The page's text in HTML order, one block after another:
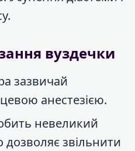
вуздечки
зазвичай
анестезією.
невеликий
дозволяє звільнити